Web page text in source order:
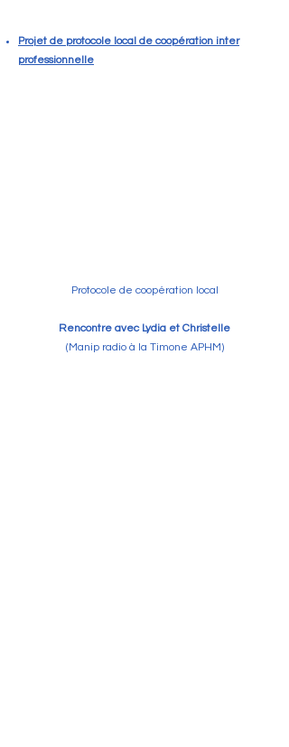
Projet de protocole local de coopération inter
professionnelle
Protocole de coopération local
Rencontre avec Lydia et Christelle
(Manip radio à la Timone APHM)